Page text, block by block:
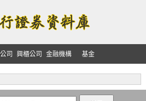
司 興櫃公司 金融機構 基金